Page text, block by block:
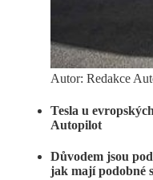
Autor: Redakce
Tesla u
Autopilot
Důvodem jsou
jak mají podobné